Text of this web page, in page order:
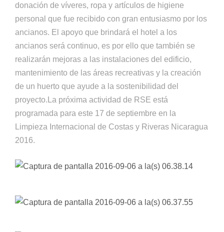
donación de víveres, ropa y artículos de higiene
personal que fue recibido con gran entusiasmo por los
ancianos. El apoyo que brindará el hotel a los
ancianos será continuo, es por ello que también se
realizarán mejoras a las instalaciones del edificio,
mantenimiento de las áreas recreativas y la creación
de un huerto que ayude a la sostenibilidad del
proyecto.La próxima actividad de RSE está
programada para este 17 de septiembre en la
Limpieza Internacional de Costas y Riveras Nicaragua
2016.